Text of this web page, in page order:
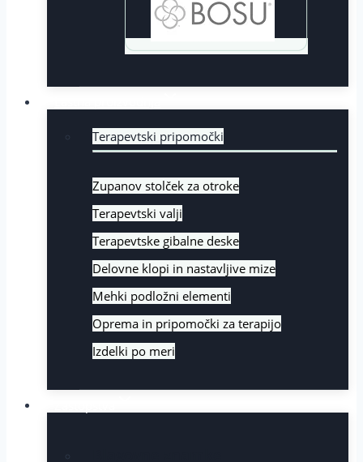
Terapevtski pripomočki
Zupanov stolček za otroke
Terapevtski valji
Terapevtske gibalne deske
Delovne klopi in nastavljive mize
Mehki podložni elementi
Oprema in pripomočki za terapijo
Izdelki po meri